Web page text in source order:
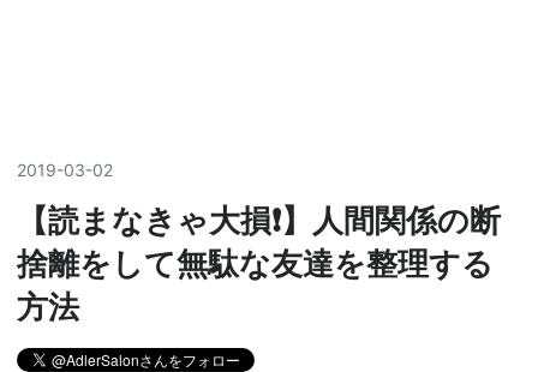
2019-03-02
【読まなきゃ大損❗️】人間関係の断
捨離をして無駄な友達を整理する
方法